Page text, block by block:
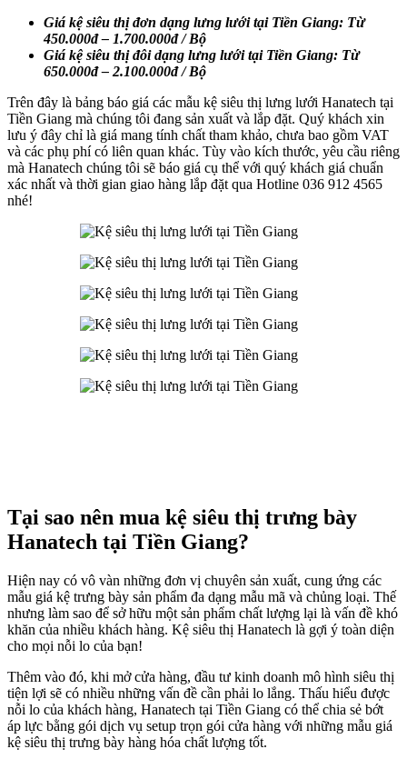
Giá kệ siêu thị đơn dạng lưng lưới tại Tiền Giang: Từ
450.000đ – 1.700.000đ / Bộ
Giá kệ siêu thị đôi dạng lưng lưới tại Tiền Giang: Từ
650.000đ – 2.100.000đ / Bộ
Trên đây là bảng báo giá các mẫu kệ siêu thị lưng lưới Hanatech tại
Tiền Giang mà chúng tôi đang sản xuất và lắp đặt. Quý khách xin
lưu ý đây chỉ là giá mang tính chất tham khảo, chưa bao gồm VAT
và các phụ phí có liên quan khác. Tùy vào kích thước, yêu cầu riêng
mà Hanatech chúng tôi sẽ báo giá cụ thể với quý khách giá chuẩn
xác nhất và thời gian giao hàng lắp đặt qua Hotline 036 912 4565
nhé!
Tại sao nên mua kệ siêu thị trưng bày
Hanatech tại Tiền Giang?
Hiện nay có vô vàn những đơn vị chuyên sản xuất, cung ứng các
mẫu giá kệ trưng bày sản phẩm đa dạng mẫu mã và chủng loại. Thế
nhưng làm sao để sở hữu một sản phẩm chất lượng lại là vấn đề khó
khăn của nhiều khách hàng. Kệ siêu thị Hanatech là gợi ý toàn diện
cho mọi nỗi lo của bạn!
Thêm vào đó, khi mở cửa hàng, đầu tư kinh doanh mô hình siêu thị
tiện lợi sẽ có nhiều những vấn đề cần phải lo lắng. Thấu hiểu được
nỗi lo của khách hàng, Hanatech tại Tiền Giang có thể chia sẻ bớt
áp lực bằng gói dịch vụ setup trọn gói cửa hàng với những mẫu giá
kệ siêu thị trưng bày hàng hóa chất lượng tốt.